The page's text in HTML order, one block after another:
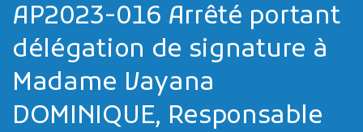
RECHERCHE
CALENDRIERS DE COLLECTE
AP2023-016 Arrêté portant
délégation de signature à
Madame Vayana
DOMINIQUE, Responsable